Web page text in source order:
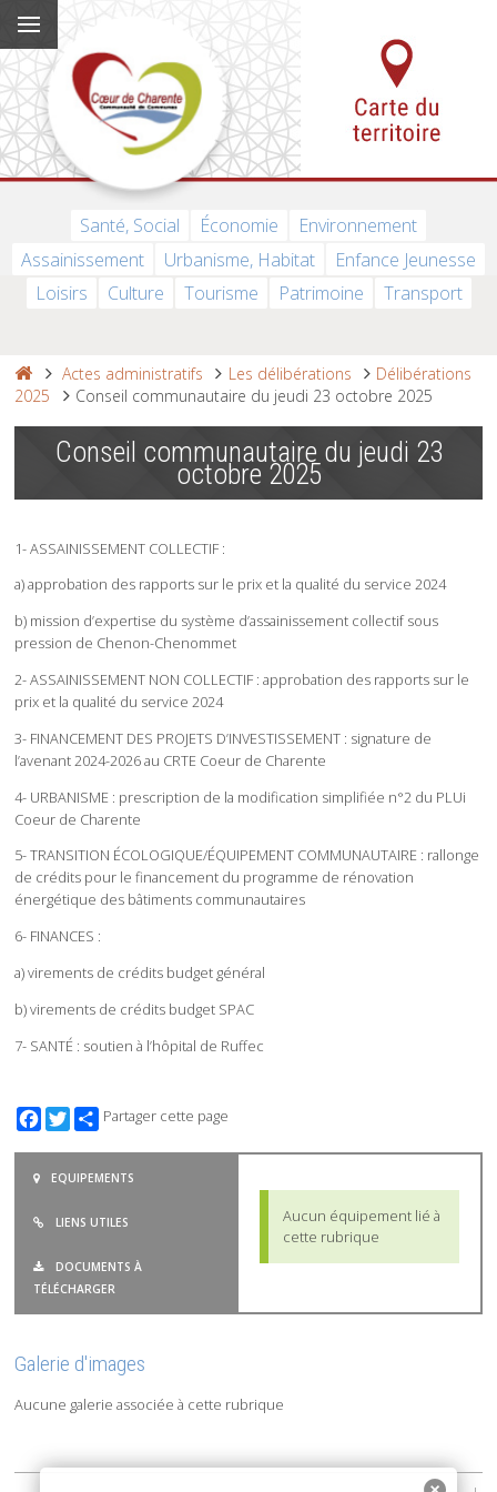
Santé, Social Économie
Environnement
Assainissement
Urbanisme, Habitat
Enfance Jeunesse
Loisirs
Culture Tourisme Patrimoine Transport
Actes administratifs Les délibérations
Délibérations
2025
Conseil communautaire du jeudi 23 octobre 2025
Conseil communautaire du jeudi 23
octobre 2025
1- ASSAINISSEMENT COLLECTIF :
a) approbation des rapports sur le prix et la qualité du service 2024
b) mission d’expertise du système d’assainissement collectif sous
pression de Chenon-Chenommet
2- ASSAINISSEMENT NON COLLECTIF : approbation des rapports sur le
prix et la qualité du service 2024
3- FINANCEMENT DES PROJETS D’INVESTISSEMENT : signature de
l’avenant 2024-2026 au CRTE Coeur de Charente
4- URBANISME : prescription de la modification simplifiée n°2 du PLUi
Coeur de Charente
5- TRANSITION ÉCOLOGIQUE/ÉQUIPEMENT COMMUNAUTAIRE : rallonge
de crédits pour le financement du programme de rénovation
énergétique des bâtiments communautaires
6- FINANCES :
a) virements de crédits budget général
b) virements de crédits budget SPAC
7- SANTÉ : soutien à l’hôpital de Ruffec
Facebook
TwitterPartager cette page
EQUIPEMENTS
LIENS UTILES
DOCUMENTS À
TÉLÉCHARGER
Aucun équipement lié à
cette rubrique
Galerie d'images
Aucune galerie associée à cette rubrique